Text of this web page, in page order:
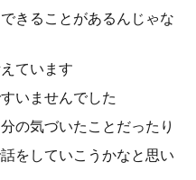
きることがあるんじゃな
ています
いませんでした
の気づいたことだったり
をしていこうかなと思い